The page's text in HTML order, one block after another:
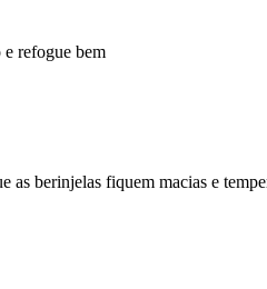
refogue bem
as berinjelas fiquem macias e